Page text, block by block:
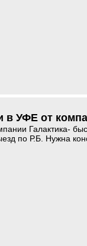
в УФЕ от
Галактика-
по Р.Б. Нужна